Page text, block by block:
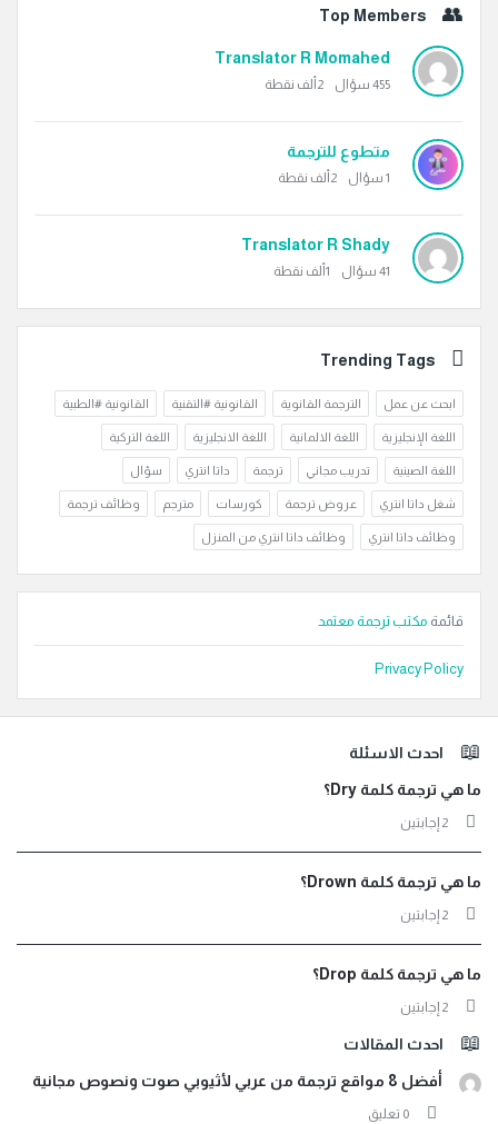
Top Members
Translator R Momahed
455 سؤال 2ألف نقطة
متطوع للترجمة
1 سؤال 2ألف نقطة
Translator R Shady
41 سؤال 1ألف نقطة
Trending Tags
ابحث عن عمل الترجمة القانوية القانونية #التقنية القانونية #الطبية
اللغة الإنجليزية اللغة الالمانية اللغة الانجليزية اللغة التركية
اللغة الصينية تدريب مجاني ترجمة داتا انتري سؤال
شغل داتا انتري عروض ترجمة كورسات مترجم وظائف ترجمة
وظائف داتا انتري وظائف داتا انتري من المنزل
قائمة مكتب ترجمة معتمد
Privacy Policy
الفوتراحدث الاسئلة
ما هي ترجمة كلمة Dry؟
‫2 إجابتين
ما هي ترجمة كلمة Drown؟
‫2 إجابتين
ما هي ترجمة كلمة Drop؟
‫2 إجابتين
احدث المقالات
أفضل 8 مواقع ترجمة من عربي لأثيوبي صوت ونصوص مجانية
‫0 تعليق